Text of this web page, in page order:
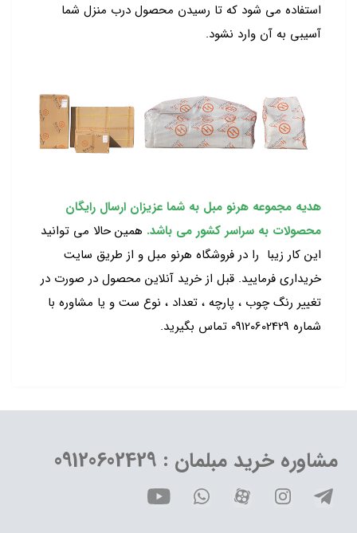
استفاده می شود که تا رسیدن محصول درب منزل شما
آسیبی به آن وارد نشود.
هدیه مجموعه هرنو مبل به شما عزیزان ارسال رایگان
محصولات به سراسر کشور می باشد. همین حالا می توانید
این کار زیبا را در فروشگاه هرنو مبل و از طریق سایت
خریداری فرمایید. قبل از خرید آنلاین محصول در صورت در
تغییر رنگ چوب ، پارچه ، تعداد ، نوع ست و یا مشاوره با
شماره 09120602429 تماس بگیرید.
مشاوره خرید مبلمان : 09120602429